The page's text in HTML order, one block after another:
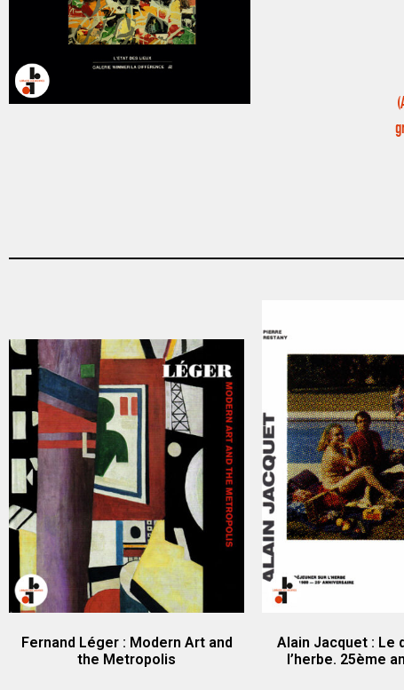
Fernand Léger : Modern Art and
the Metropolis
Alain Jacquet : Le
l’herbe. 25ème